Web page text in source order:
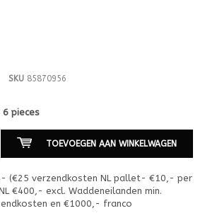
SKU 85870956
6 pieces
TOEVOEGEN AAN WINKELWAGEN
(€25 verzendkosten NL pallet- €10,- per
€400,- excl. Waddeneilanden min.
en €1000,- franco